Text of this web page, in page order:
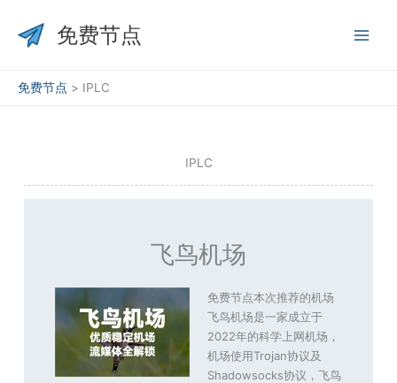
免费节点
免费节点 > IPLC
IPLC
飞鸟机场
免费节点本次推荐的机场
飞鸟机场是一家成立于
2022年的科学上网机场，
机场使用Trojan协议及
Shadowsocks协议，飞鸟